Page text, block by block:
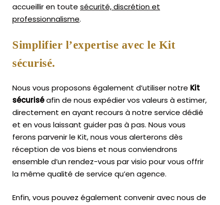
accueillir en toute sécurité, discrétion et
professionnalisme.
Simplifier l’expertise avec le Kit
sécurisé.
Nous vous proposons également d’utiliser notre Kit
sécuriséafin de nous expédier vos valeurs à estimer,
directement en ayant recours à notre service dédié
et en vous laissant guider pas à pas. Nous vous
ferons parvenir le Kit, nous vous alerterons dès
réception de vos biens et nous conviendrons
ensemble d’un rendez-vous par visio pour vous offrir
la même qualité de service qu’en agence.
Enfin, vous pouvez également convenir avec nous de